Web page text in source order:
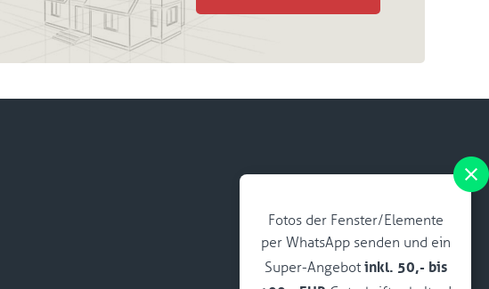
Fotos der Fenster/Elemente
per WhatsApp senden und ein
Super-Angebot inkl. 50,- bis